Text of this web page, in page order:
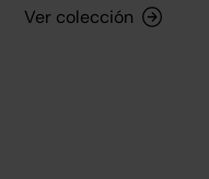
Ver colección